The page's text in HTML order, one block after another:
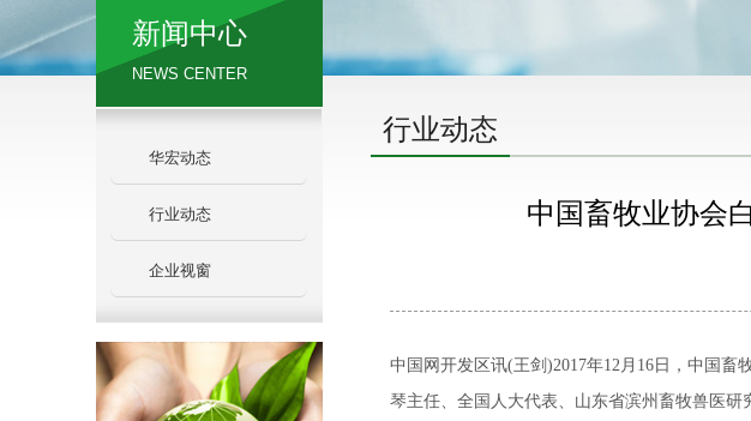
新闻中心
NEWS CENTER
华宏动态
行业动态
企业视窗
行业动态
中国畜牧业协会
中国网开发区讯(王剑)2017年12月16日，中国
琴主任、全国人大代表、山东省滨州畜牧兽医